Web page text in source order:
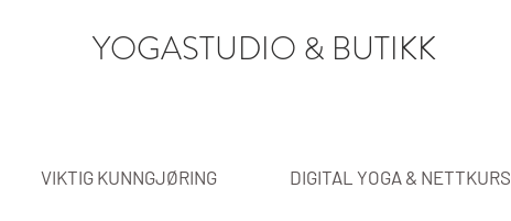
YOGASTUDIO & BUTIKK
VIKTIG KUNNGJØRING DIGITAL YOGA & NETTKURS